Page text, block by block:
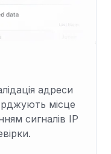
адреси
місце
сигналів IP